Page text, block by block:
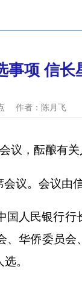
项 信长
作者：陈月飞
议，酝酿有关
议。会议由
人民银行
华侨委员
。